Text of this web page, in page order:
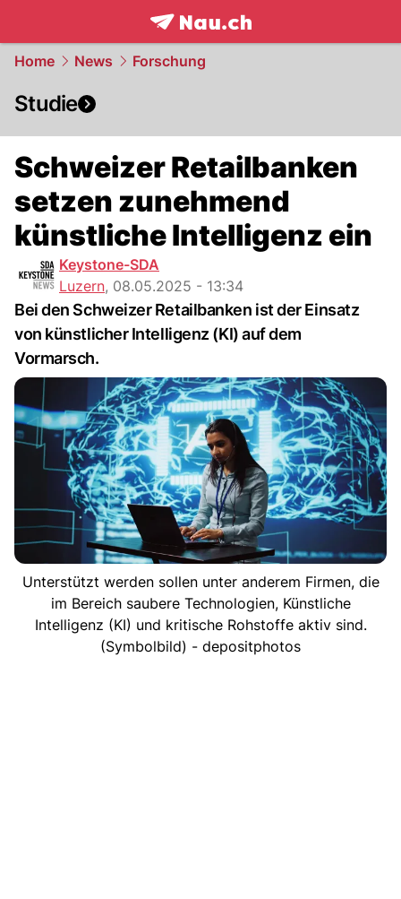
frontpage.NAU.ch
Home News Forschung
Studie
Schweizer Retailbanken
setzen zunehmend
künstliche Intelligenz ein
Keystone-SDA
Luzern, 08.05.2025 - 13:34
Bei den Schweizer Retailbanken ist der Einsatz
von künstlicher Intelligenz (KI) auf dem
Vormarsch.
Unterstützt werden sollen unter anderem Firmen, die
im Bereich saubere Technologien, Künstliche
Intelligenz (KI) und kritische Rohstoffe aktiv sind.
(Symbolbild) - depositphotos